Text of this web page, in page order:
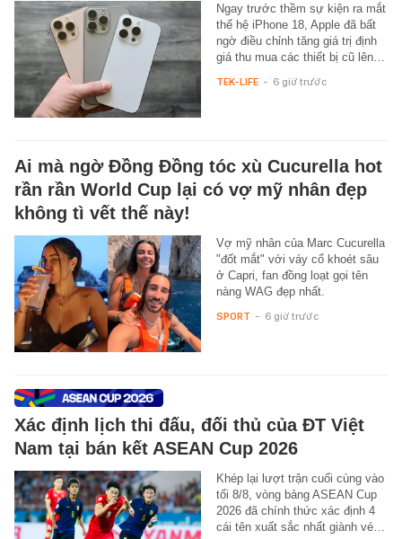
Ngay trước thềm sự kiện ra mắt
thế hệ iPhone 18, Apple đã bất
ngờ điều chỉnh tăng giá trị định
giá thu mua các thiết bị cũ lên…
TEK-LIFE - 6 giờ trước
Ai mà ngờ Đồng Đồng tóc xù Cucurella hot
rần rần World Cup lại có vợ mỹ nhân đẹp
không tì vết thế này!
Vợ mỹ nhân của Marc Cucurella
"đốt mắt" với váy cổ khoét sâu
ở Capri, fan đồng loạt gọi tên
nàng WAG đẹp nhất.
SPORT - 6 giờ trước
Xác định lịch thi đấu, đối thủ của ĐT Việt
Nam tại bán kết ASEAN Cup 2026
Khép lại lượt trận cuối cùng vào
tối 8/8, vòng bảng ASEAN Cup
2026 đã chính thức xác định 4
cái tên xuất sắc nhất giành vé…